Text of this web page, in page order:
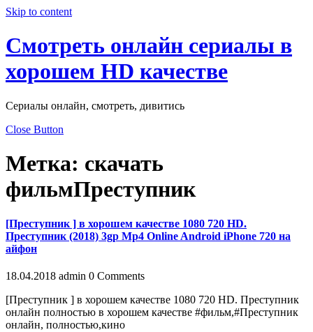
Skip to content
Смотреть онлайн сериалы в
хорошем HD качестве
Сериалы онлайн, смотреть, дивитись
Close Button
Метка: скачать
фильмПреступник
[Преступник ] в хорошем качестве 1080 720 HD.
Преступник (2018) 3gp Mp4 Online Android iPhone 720 нa
aйфoн
18.04.2018 admin 0 Comments
[Преступник ] в хорошем качестве 1080 720 HD. Преступник
онлайн полностью в хорошем качестве #фильм,#Преступник
онлайн, полностью,кино